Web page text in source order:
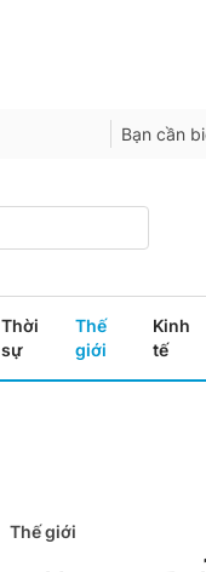
Bạn cần
Thời
sự
Thế
giới
Kinh
tế
Thế giới